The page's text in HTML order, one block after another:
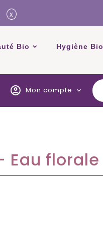
x
Bio Hygiène Bio
account_circle Mon compte expand_more
Eau florale